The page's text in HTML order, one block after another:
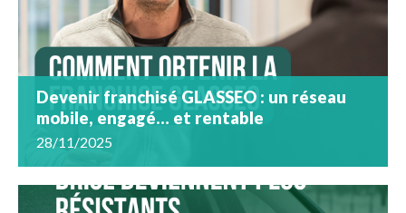
Devenir franchisé GLASSEO : un réseau
mobile, engagé… et rentable
28/11/2025